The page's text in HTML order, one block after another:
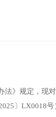
法》规定 ， 现
〕LX0018